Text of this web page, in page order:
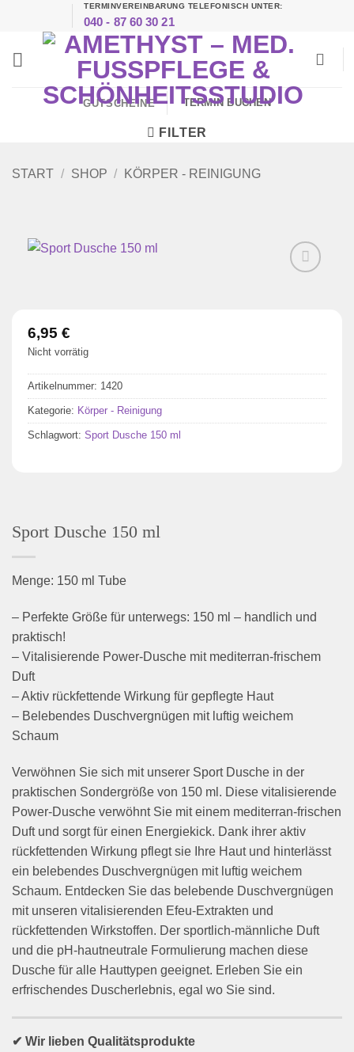
springen
TERMINVEREINBARUNG TELEFONISCH UNTER:
040 - 87 60 30 21
GUTSCHEINE TERMIN BUCHEN
FILTER
START / SHOP / KÖRPER - REINIGUNG
Sport Dusche 150 ml
Menge: 150 ml Tube
– Perfekte Größe für unterwegs: 150 ml – handlich und
praktisch!
– Vitalisierende Power-Dusche mit mediterran-frischem
Duft
– Aktiv rückfettende Wirkung für gepflegte Haut
– Belebendes Duschvergnügen mit luftig weichem
Schaum
Verwöhnen Sie sich mit unserer Sport Dusche in der
praktischen Sondergröße von 150 ml. Diese vitalisierende
Power-Dusche verwöhnt Sie mit einem mediterran-frischen
Duft und sorgt für einen Energiekick. Dank ihrer aktiv
rückfettenden Wirkung pflegt sie Ihre Haut und hinterlässt
ein belebendes Duschvergnügen mit luftig weichem
Schaum. Entdecken Sie das belebende Duschvergnügen
mit unseren vitalisierenden Efeu-Extrakten und
rückfettenden Wirkstoffen. Der sportlich-männliche Duft
und die pH-hautneutrale Formulierung machen diese
Dusche für alle Hauttypen geeignet. Erleben Sie ein
erfrischendes Duscherlebnis, egal wo Sie sind.
✔ Wir lieben Qualitätsprodukte
6,95 €
Nicht vorrätig
Artikelnummer: 1420
Kategorie: Körper - Reinigung
Schlagwort: Sport Dusche 150 ml